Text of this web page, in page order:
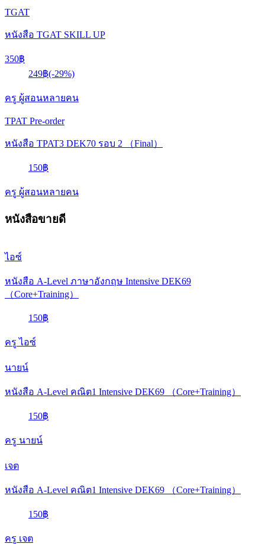
TGAT
หนังสือ TGAT SKILL UP
350฿
249฿(-29%)
ครู ผู้สอนหลายคน
TPAT Pre-order
หนังสือ TPAT3 DEK70 รอบ 2 （Final）
150฿
ครู ผู้สอนหลายคน
หนังสือขายดี
ไอซ์
หนังสือ A-Level ภาษาอังกฤษ Intensive DEK69
（Core+Training）
150฿
ครู ไอซ์
นายน์
หนังสือ A-Level คณิต1 Intensive DEK69 （Core+Training）
150฿
ครู นายน์
เจต
หนังสือ A-Level คณิต1 Intensive DEK69 （Core+Training）
150฿
ครู เจต